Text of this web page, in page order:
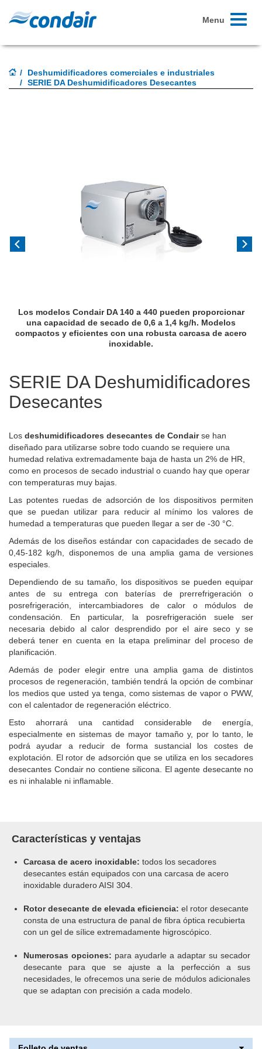
Toggle
Menu
Deshumidificadores comerciales e industriales
SERIE DA Deshumidificadores Desecantes
Los modelos Condair DA 140 a 440 pueden proporcionar
una capacidad de secado de 0,6 a 1,4 kg/h. Modelos
compactos y eficientes con una robusta carcasa de acero
inoxidable.
SERIE DA Deshumidificadores
Desecantes
Los deshumidificadores desecantes de Condairse han
diseñado para utilizarse sobre todo cuando se requiere una
humedad relativa extremadamente baja de hasta un 2% de HR,
como en procesos de secado industrial o cuando hay que operar
con temperaturas muy bajas.
Las potentes ruedas de adsorción de los dispositivos permiten
que se puedan utilizar para reducir al mínimo los valores de
humedad a temperaturas que pueden llegar a ser de -30 °C.
Además de los diseños estándar con capacidades de secado de
0,45-182 kg/h, disponemos de una amplia gama de versiones
especiales.
Dependiendo de su tamaño, los dispositivos se pueden equipar
antes de su entrega con baterías de prerrefrigeración o
posrefrigeración, intercambiadores de calor o módulos de
condensación. En particular, la posrefrigeración suele ser
necesaria debido al calor desprendido por el aire seco y se
deberá tener en cuenta en la etapa preliminar del proceso de
planificación.
Además de poder elegir entre una amplia gama de distintos
procesos de regeneración, también tendrá la opción de combinar
los medios que usted ya tenga, como sistemas de vapor o PWW,
con el calentador de regeneración eléctrico.
Esto ahorrará una cantidad considerable de energía,
especialmente en sistemas de mayor tamaño y, por lo tanto, le
podrá ayudar a reducir de forma sustancial los costes de
explotación. El rotor de adsorción que se utiliza en los secadores
desecantes Condair no contiene silicona. El agente desecante no
es ni inhalable ni inflamable.
Características y ventajas
Carcasa de acero inoxidable: todos los secadores
desecantes están equipados con una carcasa de acero
inoxidable duradero AISI 304.
Rotor desecante de elevada eficiencia: el rotor desecante
consta de una estructura de panal de fibra óptica recubierta
con un gel de sílice extremadamente higroscópico.
Numerosas opciones: para ayudarle a adaptar su secador
desecante para que se ajuste a la perfección a sus
necesidades, le ofrecemos una serie de módulos adicionales
que se adaptan con precisión a cada modelo.